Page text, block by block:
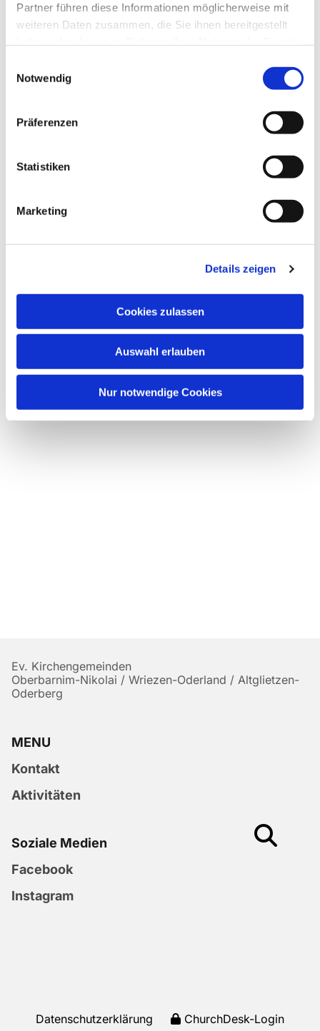
Partner führen diese Informationen möglicherweise mit
weiteren Daten zusammen, die Sie ihnen bereitgestellt
Notwendig
Präferenzen
Statistiken
Marketing
Details zeigen
Cookies zulassen
Auswahl erlauben
Nur notwendige Cookies
Ev. Kirchengemeinden
Oberbarnim-Nikolai / Wriezen-Oderland / Altglietzen-
Oderberg
MENU
Kontakt
Aktivitäten
Soziale Medien
Facebook
Instagram
Datenschutzerklärung ChurchDesk-Login